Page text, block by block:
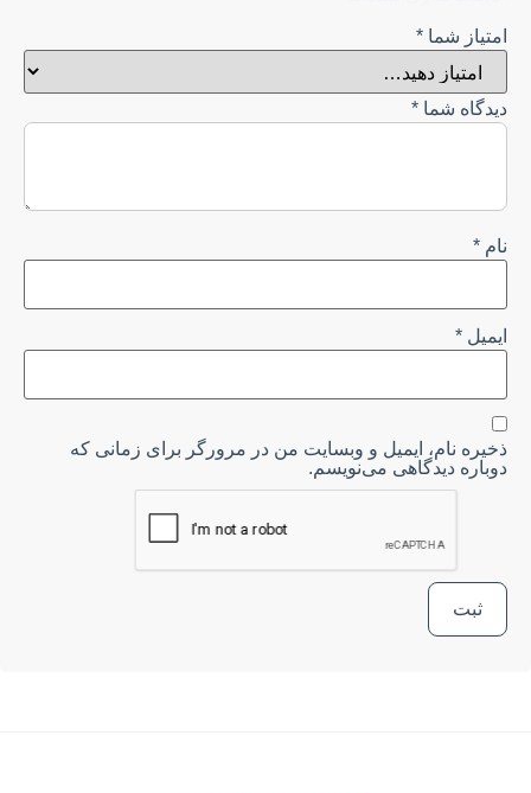
امتیاز شما *
دیدگاه شما *
نام *
ایمیل *
ذخیره نام، ایمیل و وبسایت من در مرورگر برای زمانی که
دوباره دیدگاهی می‌نویسم.